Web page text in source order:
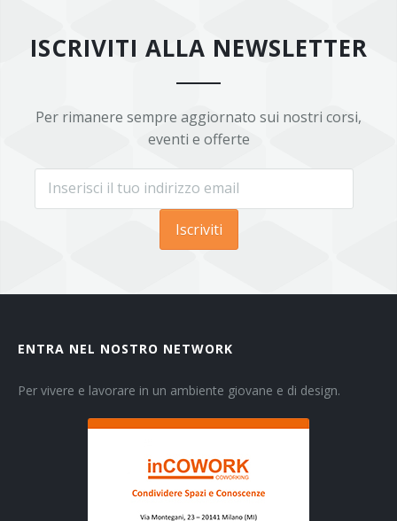
ISCRIVITI ALLA NEWSLETTER
Per rimanere sempre aggiornato sui nostri corsi,
eventi e offerte
Iscriviti
ENTRA NEL NOSTRO NETWORK
Per vivere e lavorare in un ambiente giovane e di design.